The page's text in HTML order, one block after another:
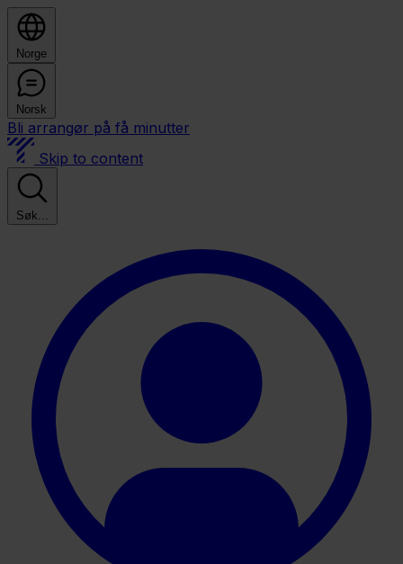
Norge
Norsk
Bli arrangør på få minutter
Skip to content
Søk...